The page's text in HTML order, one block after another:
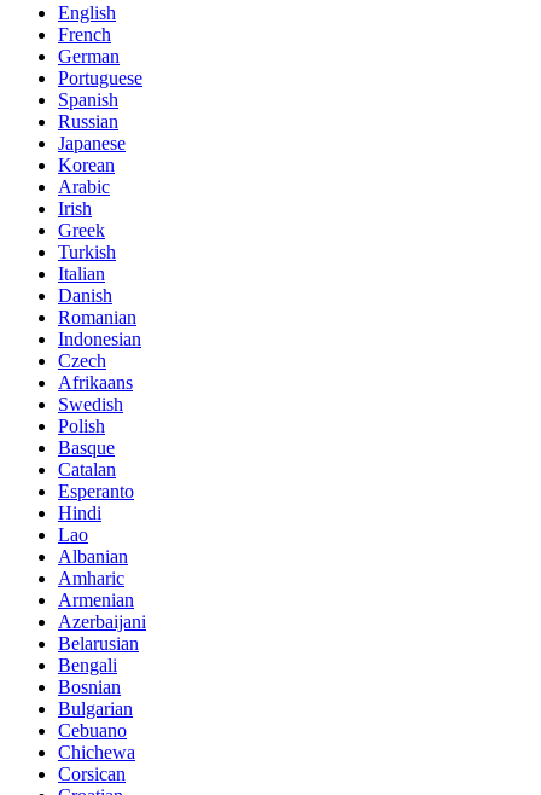
English
French
German
Portuguese
Spanish
Russian
Japanese
Korean
Arabic
Irish
Greek
Turkish
Italian
Danish
Romanian
Indonesian
Czech
Afrikaans
Swedish
Polish
Basque
Catalan
Esperanto
Hindi
Lao
Albanian
Amharic
Armenian
Azerbaijani
Belarusian
Bengali
Bosnian
Bulgarian
Cebuano
Chichewa
Corsican